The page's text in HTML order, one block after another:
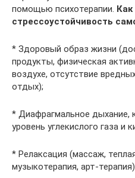
помощью психотерапии.
стрессоустойчивость
* Здоровый образ жизни
продукты, физическая
воздухе, отсутствие
отдых);
* Диафрагмальное дыхание,
уровень углекислого газа и
* Релаксация (массаж,
музыкотерапия, арт-